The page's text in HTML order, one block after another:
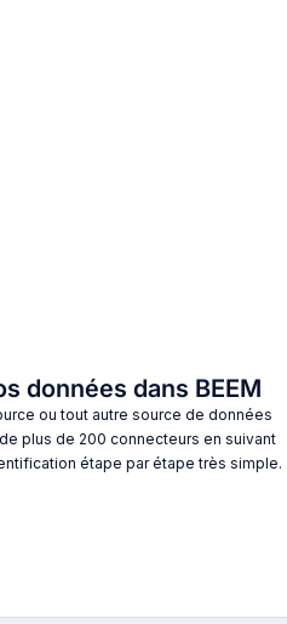
données dans BEEM
ou tout autre source de données
plus de 200 connecteurs en suivant
étape par étape très simple.